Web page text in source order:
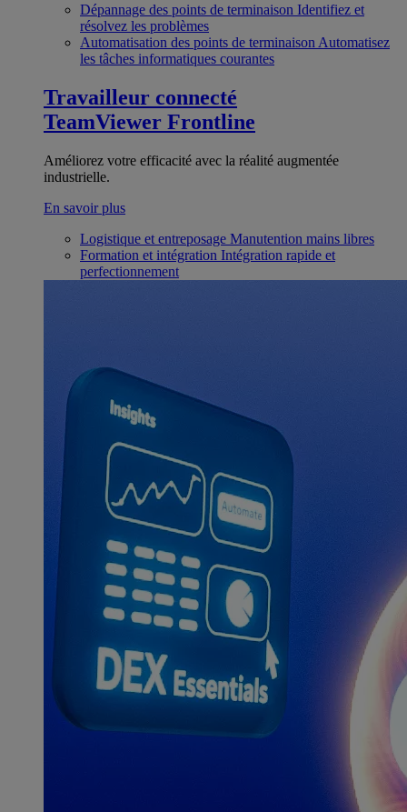
Dépannage des points de terminaison Identifiez et
résolvez les problèmes
Automatisation des points de terminaison Automatisez
les tâches informatiques courantes
Travailleur connecté
TeamViewer Frontline
Améliorez votre efficacité avec la réalité augmentée
industrielle.
En savoir plus
Logistique et entreposage Manutention mains libres
Formation et intégration Intégration rapide et
perfectionnement